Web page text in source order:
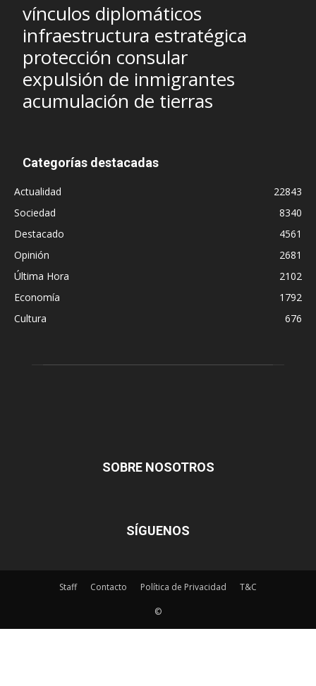
vínculos diplomáticos
infraestructura estratégica
protección consular
expulsión de inmigrantes
acumulación de tierras
Categorías destacadas
Actualidad
22843
Sociedad
8340
Destacado
4561
Opinión
2681
Última Hora
2102
Economía
1792
Cultura
676
SOBRE NOSOTROS
SÍGUENOS
Staff Contacto Política de Privacidad T&C
©